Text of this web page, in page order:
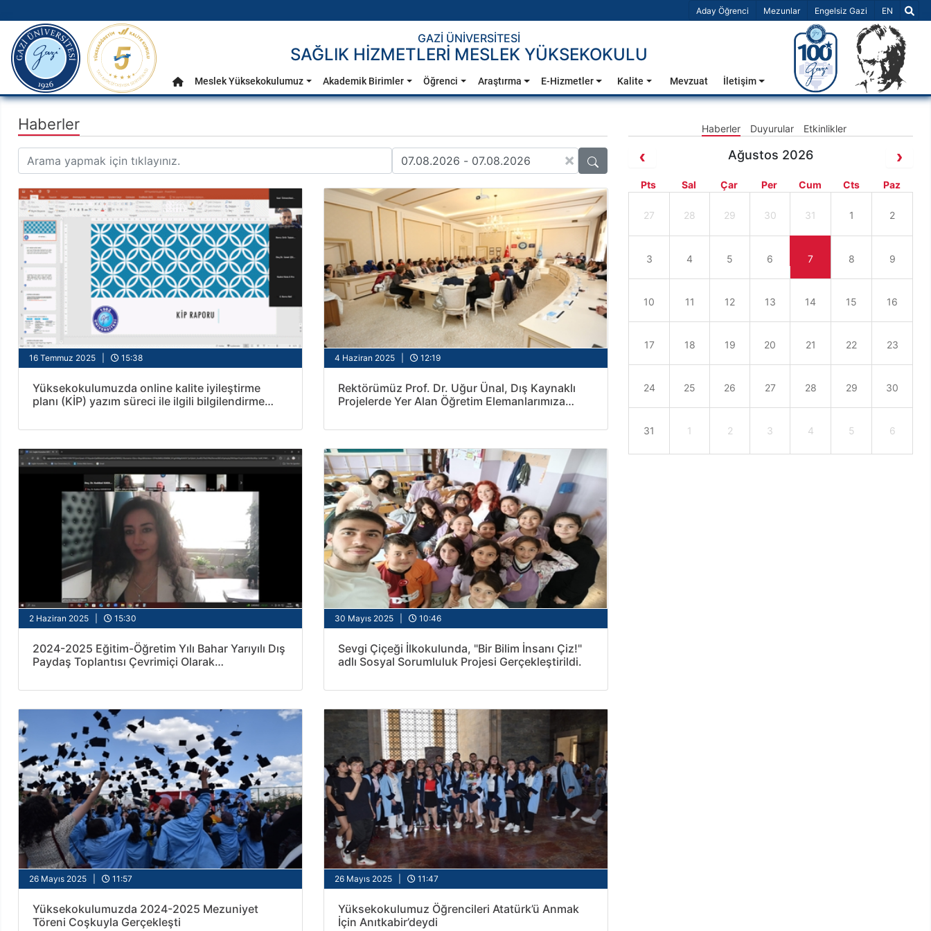
Aday Öğrenci Mezunlar Engelsiz Gazi Dil Seçiniz
EN
Ana Menü
gazi.edu.tr
GAZİ ÜNİVERSİTESİ
SAĞLIK HİZMETLERİ MESLEK YÜKSEKOKULU
Anasayfa
Meslek Yüksekokulumuz Akademik Birimler Öğrenci Araştırma E-Hizmetler Kalite Mevzuat İletişim
Haberler
×
16 Temmuz 2025 | 15:38
Yüksekokulumuzda online kalite iyileştirme
planı (KİP) yazım süreci ile ilgili bilgilendirme
4 Haziran 2025 | 12:19
Rektörümüz Prof. Dr. Uğur Ünal, Dış Kaynaklı
Projelerde Yer Alan Öğretim Elemanlarımıza
2 Haziran 2025 | 15:30
2024-2025 Eğitim-Öğretim Yılı Bahar Yarıyılı Dış
Paydaş Toplantısı Çevrimiçi Olarak
30 Mayıs 2025 | 10:46
Sevgi Çiçeği İlkokulunda, "Bir Bilim İnsanı Çiz!"
adlı Sosyal Sorumluluk Projesi Gerçekleştirildi.
26 Mayıs 2025 | 11:57
Yüksekokulumuzda 2024-2025 Mezuniyet
Töreni Coşkuyla Gerçekleşti
26 Mayıs 2025 | 11:47
Yüksekokulumuz Öğrencileri Atatürk’ü Anmak
İçin Anıtkabir’deydi
Haberler Duyurular Etkinlikler
Ağustos 2026
Pts Sal Çar Per Cum Cts Paz
27 28 29 30 31 1 2
3 4 5 6 7 8 9
10 11 12 13 14 15 16
17 18 19 20 21 22 23
24 25 26 27 28 29 30
31 1 2 3 4 5 6